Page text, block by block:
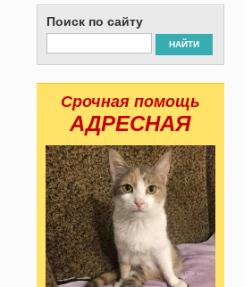
Поиск по сайту
НАЙТИ
Срочная помощь
АДРЕСНАЯ